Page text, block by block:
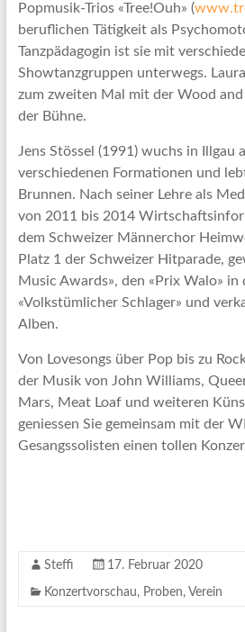
Popmusik-Trios «Tree!Ouh» (
beruflichen Tätigkeit als
Tanzpädagogin ist sie mit
Showtanzgruppen unterwegs.
zum zweiten Mal mit der Wood
der Bühne.
Jens Stössel (1991) wuchs in Illgau
verschiedenen Formationen und
Brunnen. Nach seiner Lehre als
von 2011 bis 2014
dem Schweizer Männerchor
Platz 1 der Schweizer Hitparade,
Music Awards», den «Prix Walo» in
«Volkstümlicher Schlager» und
Alben.
Von Lovesongs über Pop bis zu
der Musik von John Williams,
Mars, Meat Loaf und weiteren
geniessen Sie gemeinsam mit der
Gesangssolisten einen tollen
Steffi 17. Februar 2020
Konzertvorschau, Proben, Verein